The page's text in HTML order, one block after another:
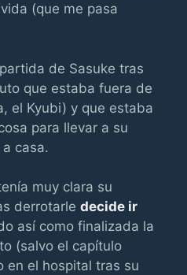
(que me pasa
de Sasuke tras
que estaba fuera de
el Kyubi) y que estaba
para llevar a su
casa.
muy clara su
derrotarle decide ir
así como finalizada la
(salvo el capítulo
en el hospital tras su